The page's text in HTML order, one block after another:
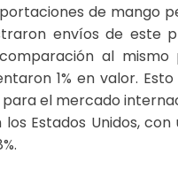
de mango
envíos de este
al mismo
1% en valor.
el mercado
Estados Unidos,